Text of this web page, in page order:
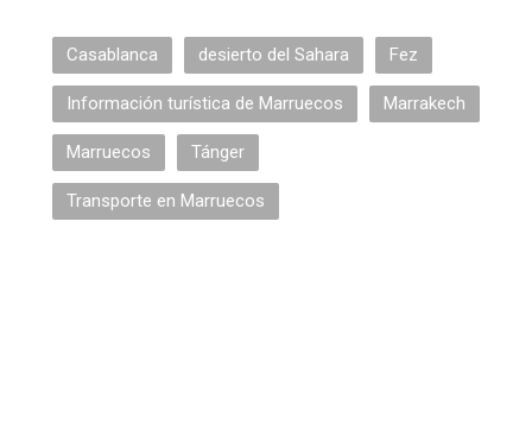
Casablanca desierto del Sahara Fez
Información turística de Marruecos Marrakech
Marruecos Tánger
Transporte en Marruecos